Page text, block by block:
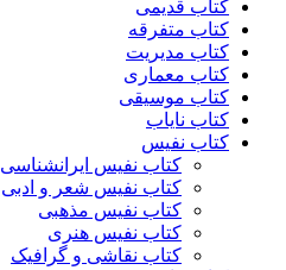
کتاب قدیمی
کتاب متفرقه
کتاب مدیریت
کتاب معماری
کتاب موسیقی
کتاب نایاب
کتاب نفیس
کتاب نفیس ایرانشناسی
کتاب نفیس شعر و ادبی
کتاب نفیس مذهبی
کتاب نفیس هنری
کتاب نقاشی و گرافیک